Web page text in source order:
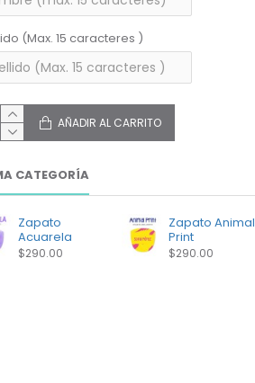
(Max. 15 caracteres )
AÑADIR AL CARRITO
CATEGORÍA
Zapato
Acuarela
$290.00
Zapato Animal
Print
$290.00